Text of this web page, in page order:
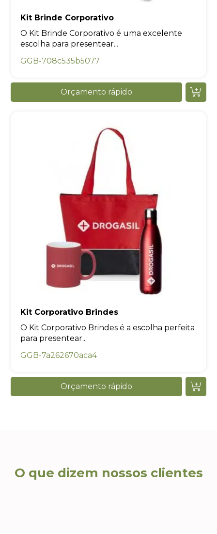
Kit Brinde Corporativo
O Kit Brinde Corporativo é uma excelente
escolha para presentear...
GGB-708c535b5077
Orçamento rápido
Kit Corporativo Brindes
O Kit Corporativo Brindes é a escolha perfeita
para presentear...
GGB-7a262670aca4
Orçamento rápido
O que dizem nossos clientes